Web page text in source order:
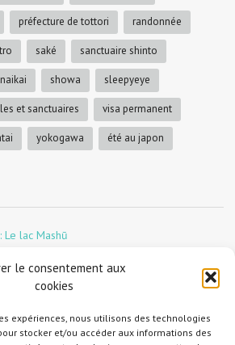
le consentement aux
cookies
expériences, nous utilisons des technologies
stocker et/ou accéder aux informations des
préfecture de tottori randonnée
saké sanctuaire shinto
showa sleepyeye
et sanctuaires visa permanent
yokogawa été au japon
Le lac Mashū
!
dans la forêt
no-Ura